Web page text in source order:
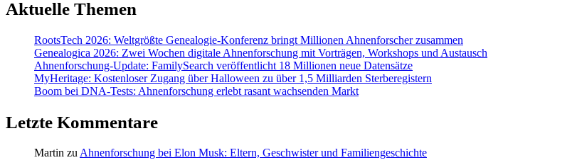
Aktuelle Themen
RootsTech 2026: Weltgrößte Genealogie-Konferenz bringt Millionen Ahnenforscher zusammen
Genealogica 2026: Zwei Wochen digitale Ahnenforschung mit Vorträgen, Workshops und Austausch
Ahnenforschung-Update: FamilySearch veröffentlicht 18 Millionen neue Datensätze
MyHeritage: Kostenloser Zugang über Halloween zu über 1,5 Milliarden Sterberegistern
Boom bei DNA-Tests: Ahnenforschung erlebt rasant wachsenden Markt
Letzte Kommentare
Martin zu Ahnenforschung bei Elon Musk: Eltern, Geschwister und Familiengeschichte